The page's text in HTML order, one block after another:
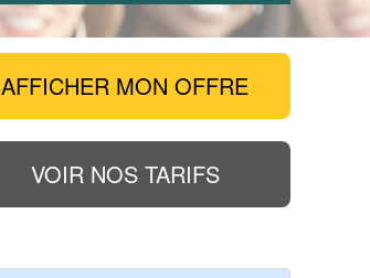
AFFICHER MON OFFRE
VOIR NOS TARIFS